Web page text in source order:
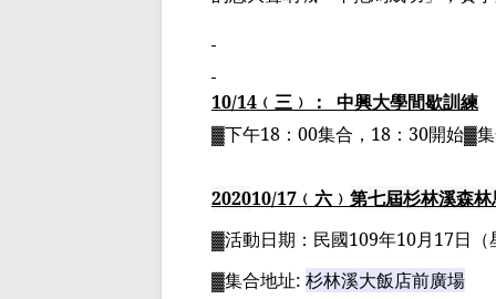
10/14 ﹙三﹚：
中興大學間歇訓練
▓下午18 ： 00集合， 18 ： 30開始▓
202010/17 ﹙六﹚ 第七屆杉林溪森
▓活動日期： 民國109年10月17日
▓集合地址: 杉林溪大飯店前廣場